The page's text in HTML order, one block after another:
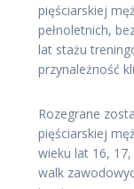
pięściarskiej
pełnoletnich,
lat stażu
przynależność
Rozegrane
pięściarskiej
wieku lat 16,
walk